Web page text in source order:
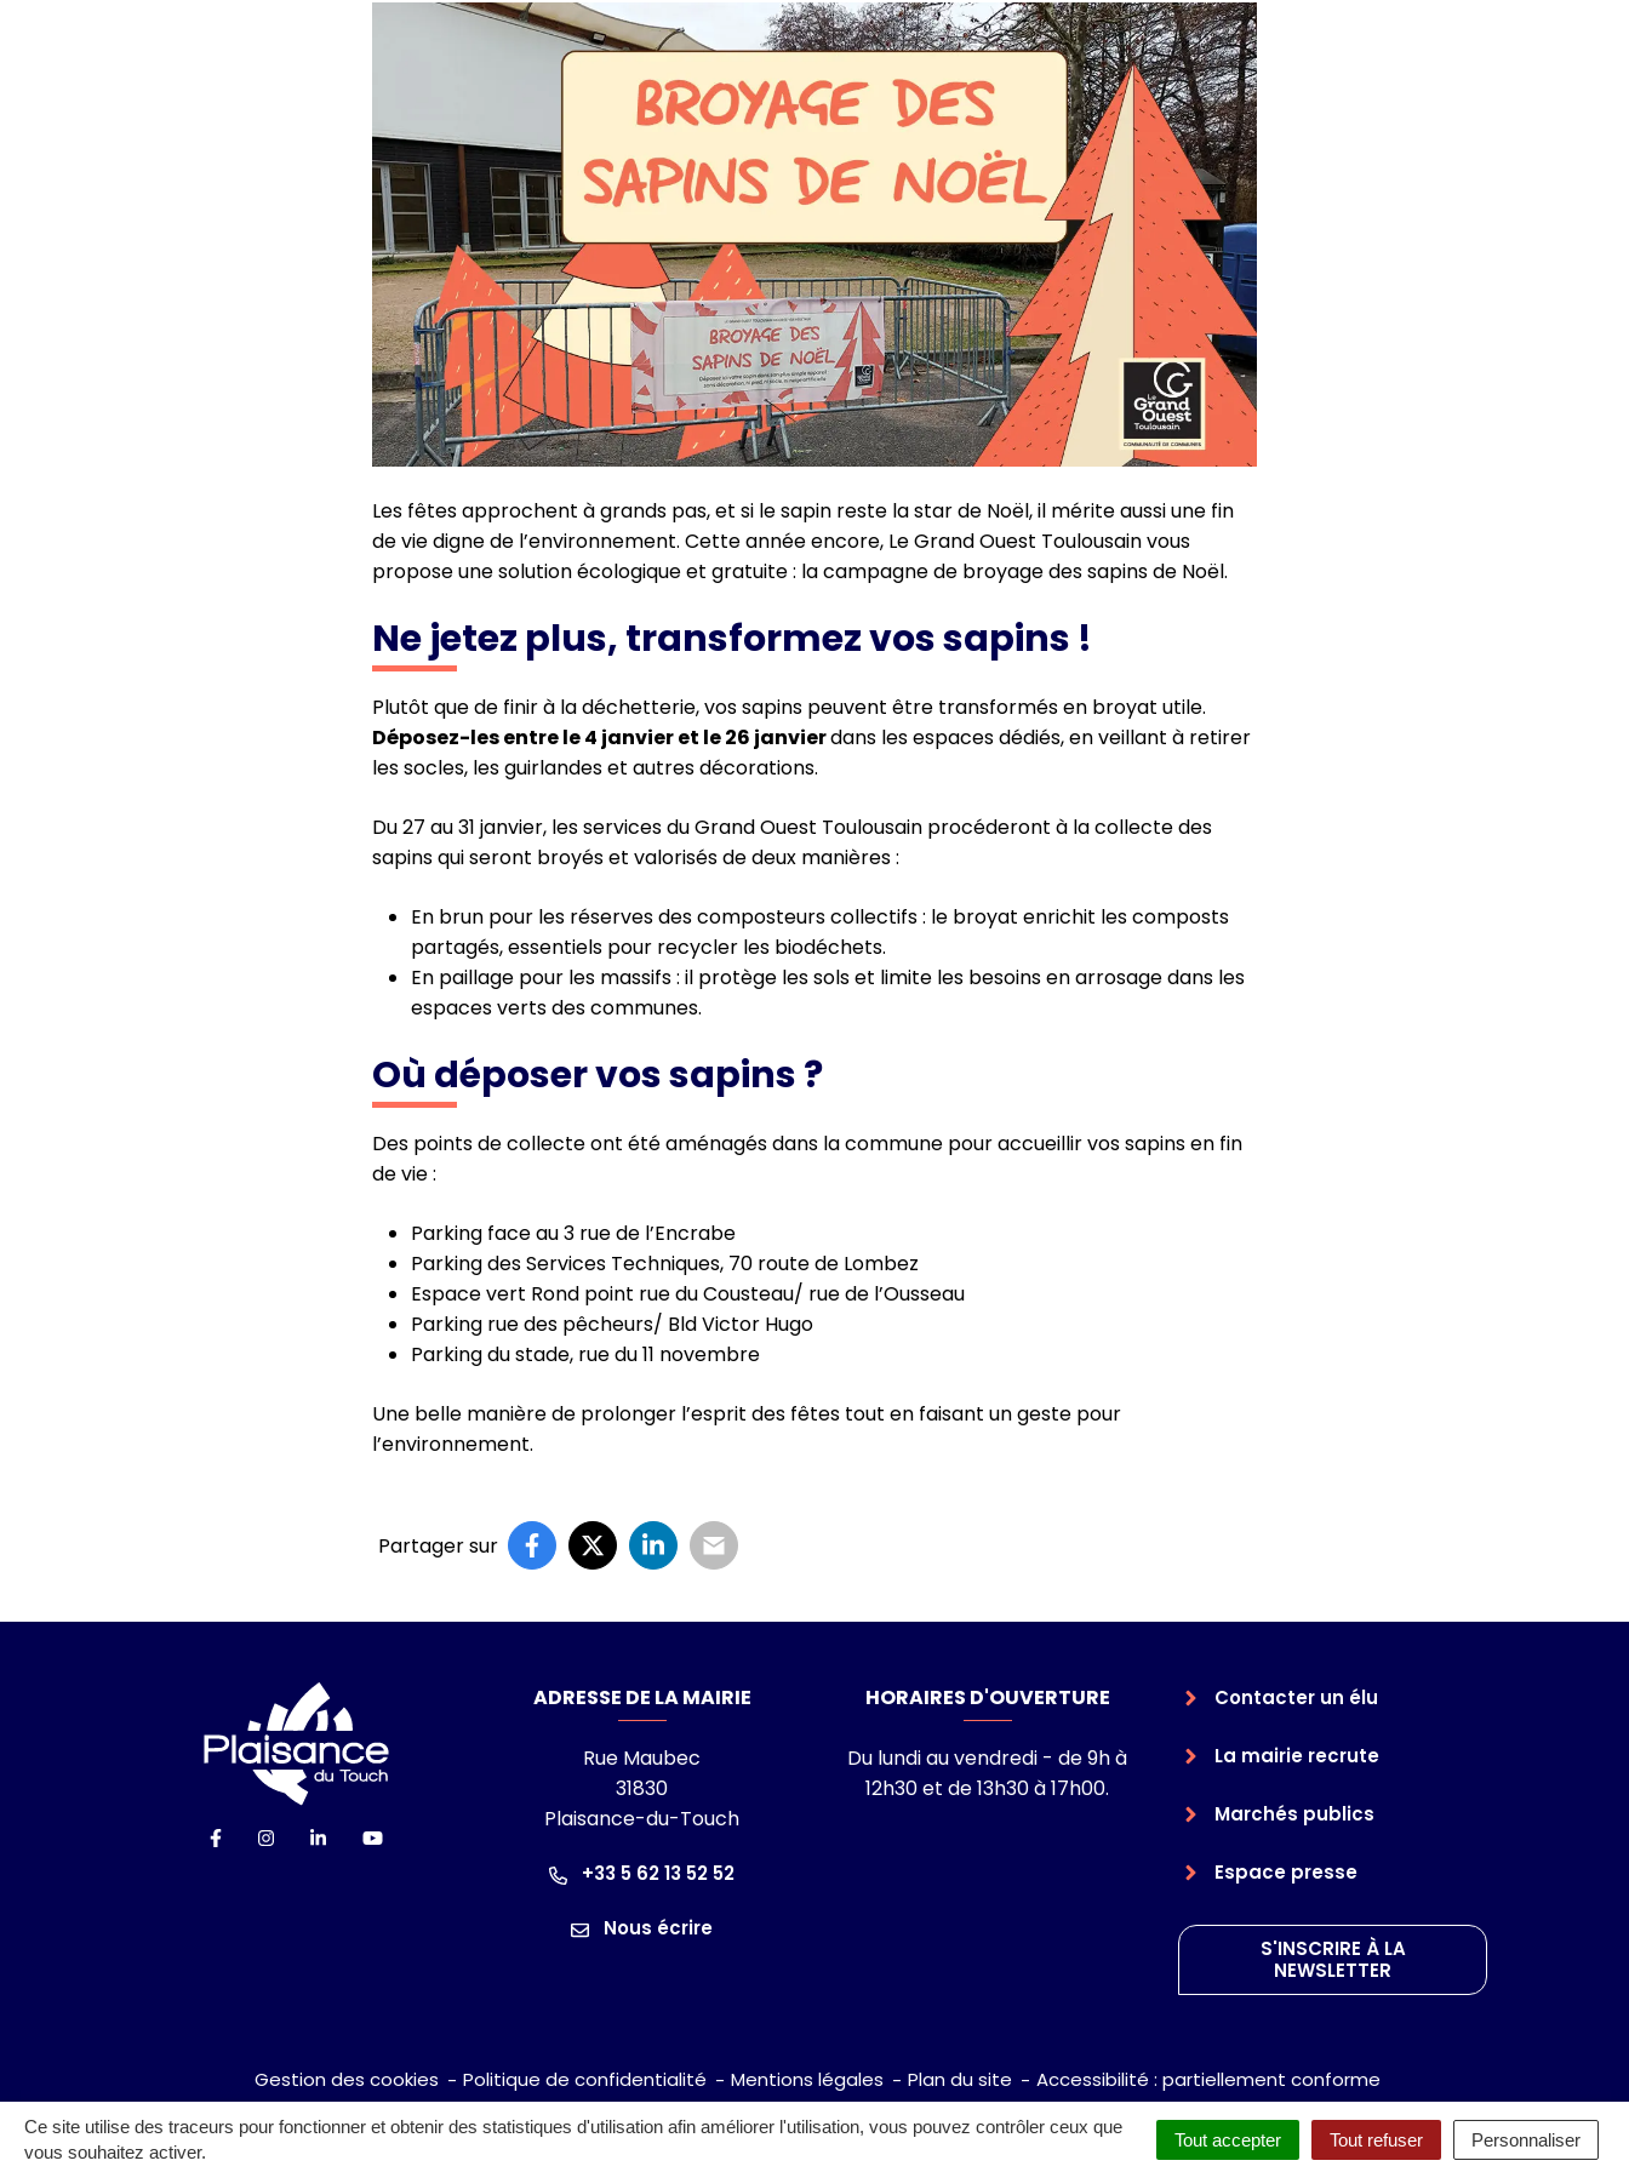
Ce site utilise des traceurs pour fonctionner et obtenir des statistiques d'utilisation afin améliorer l'utilisation, vous pouvez contrôler ceux que
vous souhaitez activer.
Tout accepter Tout refuser Personnaliser
Les fêtes approchent à grands pas, et si le sapin reste la star de Noël, il mérite aussi une fin
de vie digne de l’environnement. Cette année encore, Le Grand Ouest Toulousain vous
propose une solution écologique et gratuite : la campagne de broyage des sapins de Noël.
Ne jetez plus, transformez vos sapins !
Plutôt que de finir à la déchetterie, vos sapins peuvent être transformés en broyat utile.
Déposez-les entre le 4 janvier et le 26 janvierdans les espaces dédiés, en veillant à retirer
les socles, les guirlandes et autres décorations.
Du 27 au 31 janvier, les services du Grand Ouest Toulousain procéderont à la collecte des
sapins qui seront broyés et valorisés de deux manières :
En brun pour les réserves des composteurs collectifs : le broyat enrichit les composts
partagés, essentiels pour recycler les biodéchets.
En paillage pour les massifs : il protège les sols et limite les besoins en arrosage dans les
espaces verts des communes.
Où déposer vos sapins ?
Des points de collecte ont été aménagés dans la commune pour accueillir vos sapins en fin
de vie :
Parking face au 3 rue de l’Encrabe
Parking des Services Techniques, 70 route de Lombez
Espace vert Rond point rue du Cousteau/ rue de l’Ousseau
Parking rue des pêcheurs/ Bld Victor Hugo
Parking du stade, rue du 11 novembre
Une belle manière de prolonger l’esprit des fêtes tout en faisant un geste pour
l’environnement.
Partager sur
Logo Ville de Plaisance-du-Touch
Lien vers le compte Facebook
Lien vers le compte Instagram
Lien vers le compte Linkedin
Lien vers la chaîne Youtube
ADRESSE DE LA MAIRIE
Rue Maubec
31830
Plaisance-du-Touch
+33 5 62 13 52 52
Nous écrire
HORAIRES D'OUVERTURE
Du lundi au vendredi - de 9h à
12h30 et de 13h30 à 17h00.
Contacter un élu
La mairie recrute
Marchés publics
Espace presse
S'INSCRIRE À LA
NEWSLETTER
Gestion des cookies Politique de confidentialité Mentions légales Plan du site Accessibilité : partiellement conforme